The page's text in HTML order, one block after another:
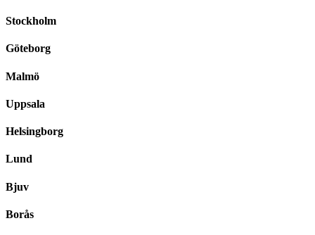
Stockholm
Göteborg
Malmö
Uppsala
Helsingborg
Lund
Bjuv
Borås